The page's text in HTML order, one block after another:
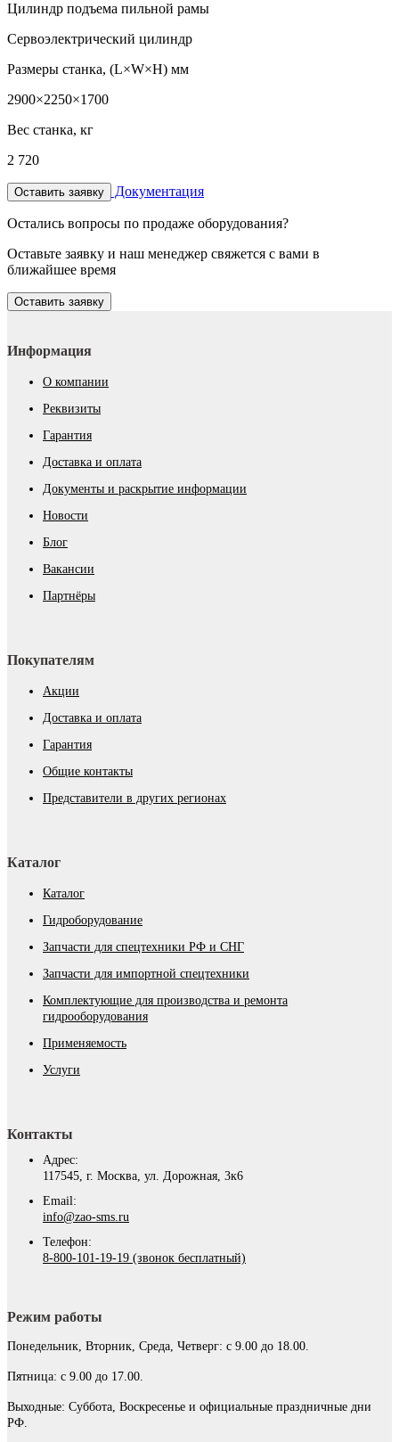
Цилиндр подъема пильной рамы
Сервоэлектрический цилиндр
Размеры станка, (L×W×H) мм
2900×2250×1700
Вес станка, кг
2 720
Оставить заявку Документация
Остались вопросы по продаже оборудования?
Оставьте заявку и наш менеджер свяжется с вами в
ближайшее время
Оставить заявку
Информация
О компании
Реквизиты
Гарантия
Доставка и оплата
Документы и раскрытие информации
Новости
Блог
Вакансии
Партнёры
Покупателям
Акции
Доставка и оплата
Гарантия
Общие контакты
Представители в других регионах
Каталог
Каталог
Гидроборудование
Запчасти для спецтехники РФ и СНГ
Запчасти для импортной спецтехники
Комплектующие для производства и ремонта
гидрооборудования
Применяемость
Услуги
Контакты
Адрес:
117545, г. Москва, ул. Дорожная, 3к6
Email:
info@zao-sms.ru
Телефон:
8-800-101-19-19 (звонок бесплатный)
Режим работы
Понедельник, Вторник, Среда, Четверг: с 9.00 до 18.00.
Пятница: с 9.00 до 17.00.
Выходные: Суббота, Воскресенье и официальные праздничные дни
РФ.